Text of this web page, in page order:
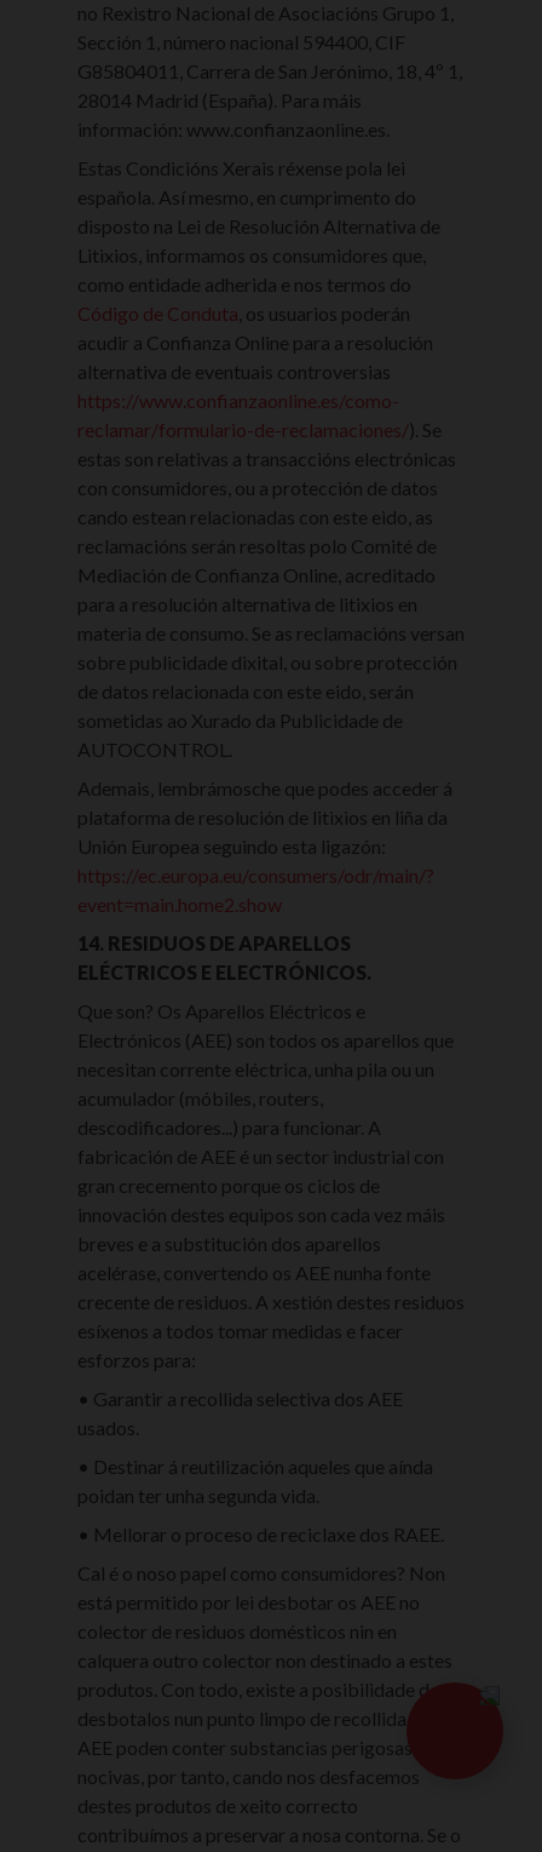
no Rexistro Nacional de Asociacións Grupo 1,
Sección 1, número nacional 594400, CIF
G85804011, Carrera de San Jerónimo, 18, 4º 1,
28014 Madrid (España). Para máis
información: www.confianzaonline.es.
Estas Condicións Xerais réxense pola lei
española. Así mesmo, en cumprimento do
disposto na Lei de Resolución Alternativa de
Litixios, informamos os consumidores que,
como entidade adherida e nos termos do
Código de Conduta , os usuarios poderán
acudir a Confianza Online para a resolución
alternativa de eventuais controversias
https://www.confianzaonline.es/como-
reclamar/formulario-de-reclamaciones/). Se
estas son relativas a transaccións electrónicas
con consumidores, ou a protección de datos
cando estean relacionadas con este eido, as
reclamacións serán resoltas polo Comité de
Mediación de Confianza Online, acreditado
para a resolución alternativa de litixios en
materia de consumo. Se as reclamacións versan
sobre publicidade dixital, ou sobre protección
de datos relacionada con este eido, serán
sometidas ao Xurado da Publicidade de
AUTOCONTROL.
Ademais, lembrámosche que podes acceder á
plataforma de resolución de litixios en liña da
Unión Europea seguindo esta ligazón:
https://ec.europa.eu/consumers/odr/main/?
event=main.home2.show
14. RESIDUOS DE APARELLOS
ELÉCTRICOS E ELECTRÓNICOS.
Que son? Os Aparellos Eléctricos e
Electrónicos (AEE) son todos os aparellos que
necesitan corrente eléctrica, unha pila ou un
acumulador (móbiles, routers,
descodificadores...) para funcionar. A
fabricación de AEE é un sector industrial con
gran crecemento porque os ciclos de
innovación destes equipos son cada vez máis
breves e a substitución dos aparellos
acelérase, convertendo os AEE nunha fonte
crecente de residuos. A xestión destes residuos
esíxenos a todos tomar medidas e facer
esforzos para:
• Garantir a recollida selectiva dos AEE
usados.
• Destinar á reutilización aqueles que aínda
poidan ter unha segunda vida.
• Mellorar o proceso de reciclaxe dos RAEE.
Cal é o noso papel como consumidores? Non
está permitido por lei desbotar os AEE no
colector de residuos domésticos nin en
calquera outro colector non destinado a estes
produtos. Con todo, existe a posibilidade de
desbotalos nun punto limpo de recollida. Os
AEE poden conter substancias perigosas e/ou
nocivas, por tanto, cando nos desfacemos
destes produtos de xeito correcto
contribuímos a preservar a nosa contorna. Se o
queres